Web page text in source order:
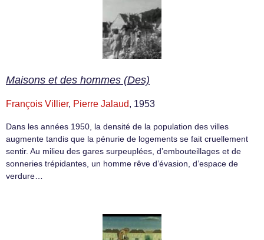
Maisons et des hommes (Des)
François Villier, Pierre Jalaud, 1953
Dans les années 1950, la densité de la population des villes
augmente tandis que la pénurie de logements se fait cruellement
sentir. Au milieu des gares surpeuplées, d’embouteillages et de
sonneries trépidantes, un homme rêve d’évasion, d’espace de
verdure…